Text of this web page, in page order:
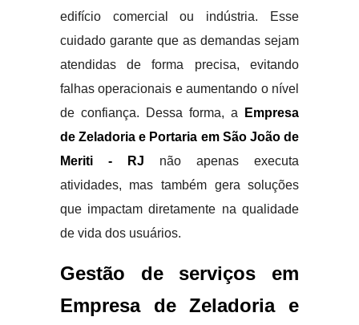
edifício comercial ou indústria. Esse
cuidado garante que as demandas sejam
atendidas de forma precisa, evitando
falhas operacionais e aumentando o nível
de confiança. Dessa forma, a
Empresa
de Zeladoria e Portaria em São João de
Meriti - RJ não apenas executa
atividades, mas também gera soluções
que impactam diretamente na qualidade
de vida dos usuários.
Gestão de serviços em
Empresa de Zeladoria e